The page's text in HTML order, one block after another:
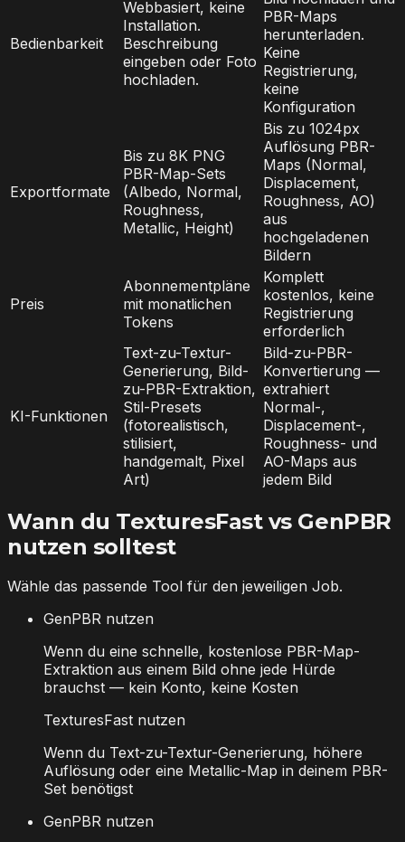
Bedienbarkeit
Webbasiert, keine
Installation.
Beschreibung
eingeben oder Foto
hochladen.
PBR-Maps
herunterladen.
Keine
Registrierung,
keine
Konfiguration
Exportformate
Bis zu 8K PNG
PBR-Map-Sets
(Albedo, Normal,
Roughness,
Metallic, Height)
Bis zu 1024px
Auflösung PBR-
Maps (Normal,
Displacement,
Roughness, AO)
aus
hochgeladenen
Bildern
Preis
Abonnementpläne
mit monatlichen
Tokens
Komplett
kostenlos, keine
Registrierung
erforderlich
KI-Funktionen
Text-zu-Textur-
Generierung, Bild-
zu-PBR-Extraktion,
Stil-Presets
(fotorealistisch,
stilisiert,
handgemalt, Pixel
Art)
Bild-zu-PBR-
Konvertierung —
extrahiert
Normal-,
Displacement-,
Roughness- und
AO-Maps aus
jedem Bild
Wann du TexturesFast vs GenPBR
nutzen solltest
Wähle das passende Tool für den jeweiligen Job.
GenPBR nutzen
Wenn du eine schnelle, kostenlose PBR-Map-
Extraktion aus einem Bild ohne jede Hürde
brauchst — kein Konto, keine Kosten
TexturesFast nutzen
Wenn du Text-zu-Textur-Generierung, höhere
Auflösung oder eine Metallic-Map in deinem PBR-
Set benötigst
GenPBR nutzen